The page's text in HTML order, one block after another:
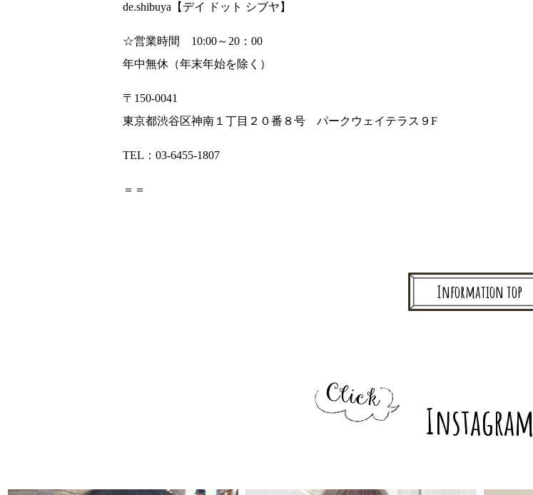
de.shibuya【デイ ドット シブヤ】
☆営業時間 10:00～20：00
年中無休（年末年始を除く）
〒150-0041
東京都渋谷区神南１丁目２０番８号 パークウェイテラス９F
TEL：03-6455-1807
＝＝
Information top
Instagram